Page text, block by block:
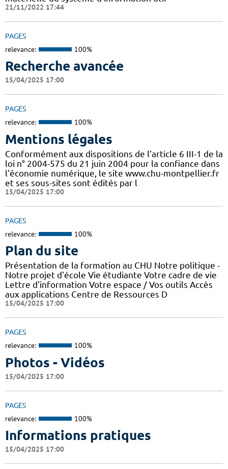
21/11/2022 17:44
PAGES
relevance: 100%
Recherche avancée
15/04/2025 17:00
PAGES
relevance: 100%
Mentions légales
Conformément aux dispositions de l'article 6 III-1 de la
loi n° 2004-575 du 21 juin 2004 pour la confiance dans
l'économie numérique, le site www.chu-montpellier.fr
et ses sous-sites sont édités par l
15/04/2025 17:00
PAGES
relevance: 100%
Plan du site
Présentation de la formation au CHU Notre politique -
Notre projet d'école Vie étudiante Votre cadre de vie
Lettre d'information Votre espace / Vos outils Accès
aux applications Centre de Ressources D
15/04/2025 17:00
PAGES
relevance: 100%
Photos - Vidéos
15/04/2025 17:00
PAGES
relevance: 100%
Informations pratiques
15/04/2025 17:00